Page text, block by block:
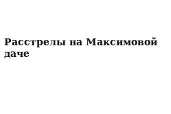
Расстрелы на Максимовой
даче